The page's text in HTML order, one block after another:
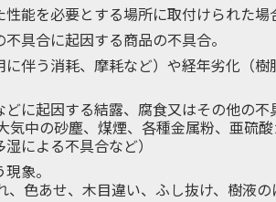
能を必要とする場所に取付けられた場
具合に起因する商品の不具合。
伴う消耗、摩耗など）や経年劣化（
に起因する結露、腐食又はその他の不
気中の砂塵、煤煙、各種金属粉、亜硫
による不具合など）
象。
、色あせ、木目違い、ふし抜け、樹液の